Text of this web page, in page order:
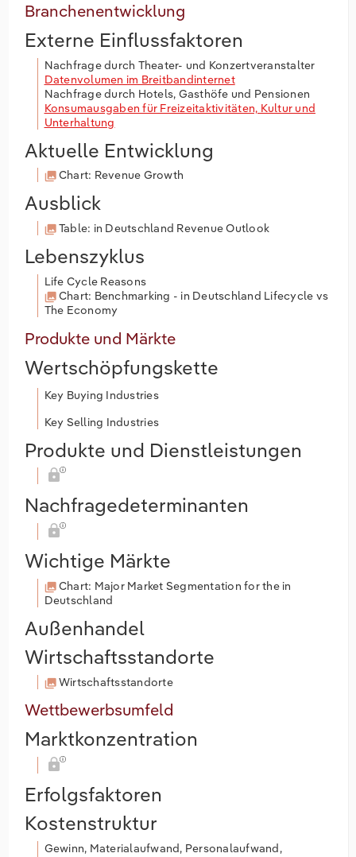
Branchenentwicklung
Externe Einflussfaktoren
Nachfrage durch Theater- und Konzertveranstalter
Datenvolumen im Breitbandinternet
Nachfrage durch Hotels, Gasthöfe und Pensionen
Konsumausgaben für Freizeitaktivitäten, Kultur und
Unterhaltung
Aktuelle Entwicklung
Chart: Revenue Growth
Ausblick
Table: in Deutschland Revenue Outlook
Lebenszyklus
Life Cycle Reasons
Chart: Benchmarking - in Deutschland Lifecycle vs
The Economy
Produkte und Märkte
Wertschöpfungskette
Key Buying Industries
Key Selling Industries
Produkte und Dienstleistungen
Nachfragedeterminanten
Wichtige Märkte
Chart: Major Market Segmentation for the in
Deutschland
Außenhandel
Wirtschaftsstandorte
Wirtschaftsstandorte
Wettbewerbsumfeld
Marktkonzentration
Erfolgsfaktoren
Kostenstruktur
Gewinn, Materialaufwand, Personalaufwand,